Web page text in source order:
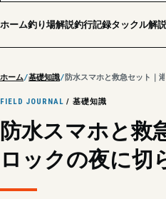
ホーム釣り場解説釣行記録タックル解説
ホーム 基礎知識 防水スマホと救急セット｜
FIELD JOURNAL / 基礎知識
防水スマホと救
ロックの夜に切